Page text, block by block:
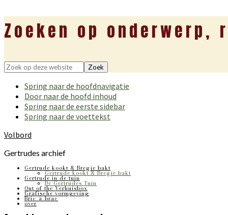
Zoeken op onderwerp,
Zoek
deze
website
Spring naar de hoofdnavigatie
Door naar de hoofd inhoud
Spring naar de eerste sidebar
Spring naar de voettekst
Volbord
Gertrudes archief
Gertrude kookt & Bregje bakt
Gertrude kookt & Bregje bakt
Gertrude in de tuin
De Gertrudes Tuin
Out of the Verhuisbox
Grafische vormgeving
Bric-à-brac
over